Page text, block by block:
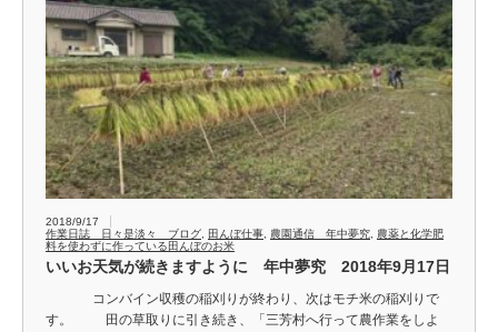
2018/9/17
作業日誌 日々是淡々 ブログ, 田んぼ仕事, 農園通信 年中夢究, 農薬と化学肥
料を使わずに作っている田んぼのお米
いいお天気が続きますように 年中夢究 2018年9月17日
コンバイン収穫の稲刈りが終わり、次はモチ米の稲刈りで
す。 田の草取りに引き続き、「三芳村へ行って農作業をしよ